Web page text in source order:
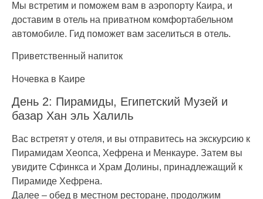
Мы встретим и поможем вам в аэропорту Каира, и
доставим в отель на приватном комфортабельном
автомобиле. Гид поможет вам заселиться в отель.
Приветственный напиток
Ночевка в Каире
День 2: Пирамиды, Египетский Музей и
базар Хан эль Халиль
Вас встретят у отеля, и вы отправитесь на экскурсию к
Пирамидам Хеопса, Хефрена и Менкауре. Затем вы
увидите Сфинкса и Храм Долины, принадлежащий к
Пирамиде Хефрена.
Далее – обед в местном ресторане, продолжим